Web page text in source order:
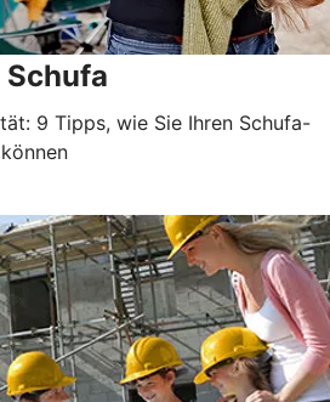
9 Tipps, wie Sie Ihren Schufa-